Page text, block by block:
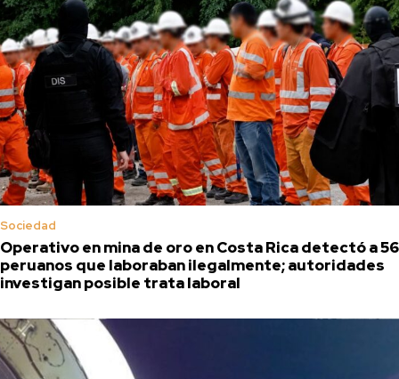
Sociedad
Operativo en mina de oro en Costa Rica detectó a 56
peruanos que laboraban ilegalmente; autoridades
investigan posible trata laboral